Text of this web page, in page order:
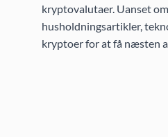
kryptovalutaer. Uanset
husholdningsartikler,
kryptoer for at få næsten